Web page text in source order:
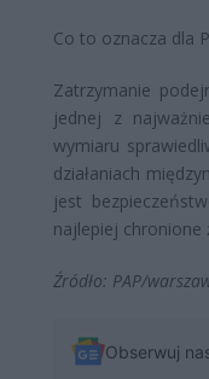
Co to oznacza dla
Zatrzymanie
jednej z
wymiaru
działaniach
jest
najlepiej chronione
Źródło: PAP/
Obserwuj